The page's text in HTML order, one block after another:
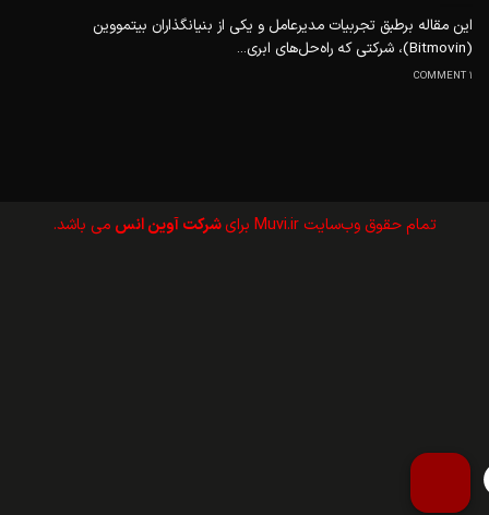
این مقاله برطبق تجربیات مدیر‌عامل و یکی از بنیانگذاران بیتمووین
(Bitmovin)، شرکتی که راه‌حل‌های ابری...
1 COMMENT
تمام حقوق وب‌سايت Muvi.ir برای شرکت آوین انس می باشد.